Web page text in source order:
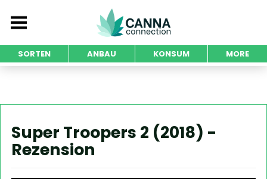
SORTEN ANBAU KONSUM MORE
Super Troopers 2 (2018) -
Rezension